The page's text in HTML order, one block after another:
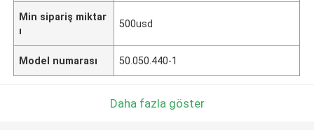
Min sipariş miktar
ı
500usd
Model numarası 50.050.440-1
Daha fazla göster